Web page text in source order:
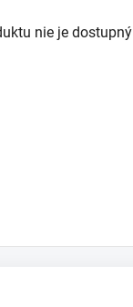
nie je dostupný